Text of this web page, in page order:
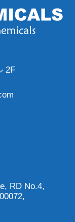
2F
RD No.4,